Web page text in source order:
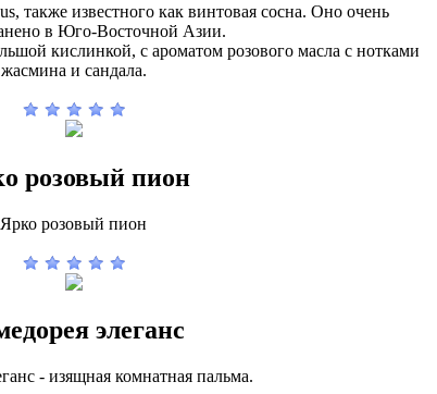
также известного как винтовая сосна. Оно очень
в Юго-Восточной Азии.
кислинкой, с ароматом розового масла с нотками
жасмина и сандала.
розовый пион
Ярко розовый пион
элеганс
- изящная комнатная пальма.